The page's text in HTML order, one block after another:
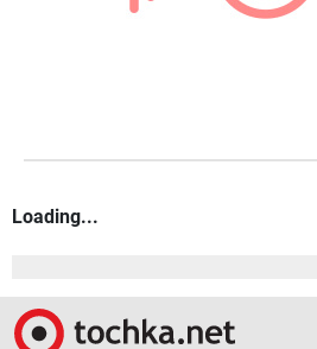
Loading...